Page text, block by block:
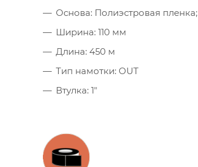
Основа: Полиэстровая пленка;
Ширина: 110 мм
Длина: 450 м
Тип намотки: OUT
Втулка: 1"